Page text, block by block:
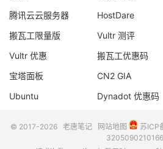
腾讯云云服务器
HostDare
搬瓦工限量版
Vultr 测评
Vultr 优惠
搬瓦工优惠码
宝塔面板
CN2 GIA
Ubuntu
Dynadot 优惠码
© 2017-2026 老唐笔记 网站地图 苏ICP